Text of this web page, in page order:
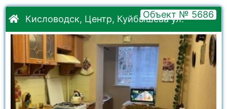
Кисловодск, Центр, Куйбышева ул.
Объект № 5686